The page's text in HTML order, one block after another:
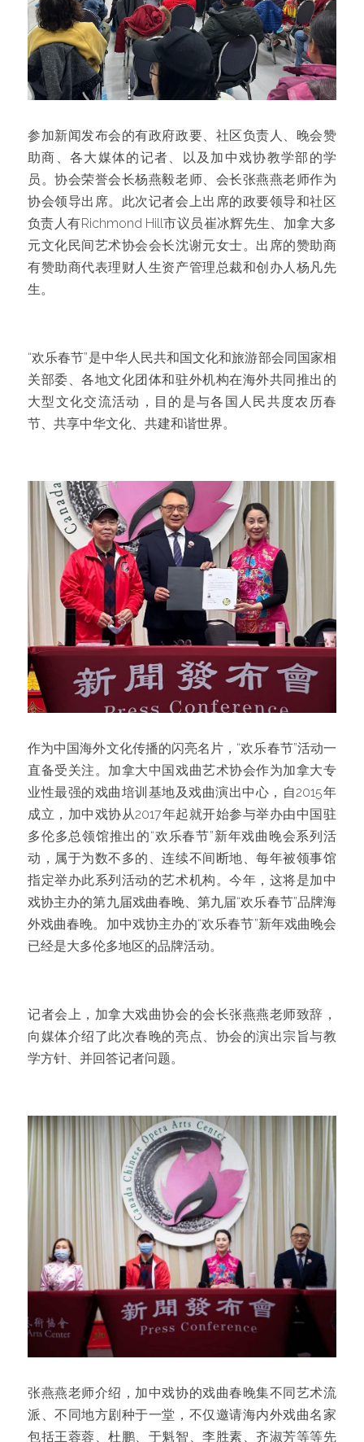
参加新闻发布会的有政府政要、社区负责人、晚会赞
助商、各大媒体的记者、以及加中戏协教学部的学
员。协会荣誉会长杨燕毅老师、会长张燕燕老师作为
协会领导出席。此次记者会上出席的政要领导和社区
负责人有Richmond Hill市议员崔冰辉先生、加拿大多
元文化民间艺术协会会长沈谢元女士。出席的赞助商
有赞助商代表理财人生资产管理总裁和创办人杨凡先
生。
“欢乐春节”是中华人民共和国文化和旅游部会同国家相
关部委、各地文化团体和驻外机构在海外共同推出的
大型文化交流活动，目的是与各国人民共度农历春
节、共享中华文化、共建和谐世界。
作为中国海外文化传播的闪亮名片，“欢乐春节”活动一
直备受关注。加拿大中国戏曲艺术协会作为加拿大专
业性最强的戏曲培训基地及戏曲演出中心，自2015年
成立，加中戏协从2017年起就开始参与举办由中国驻
多伦多总领馆推出的“欢乐春节”新年戏曲晚会系列活
动，属于为数不多的、连续不间断地、每年被领事馆
指定举办此系列活动的艺术机构。今年，这将是加中
戏协主办的第九届戏曲春晚、第九届“欢乐春节”品牌海
外戏曲春晚。加中戏协主办的“欢乐春节”新年戏曲晚会
已经是大多伦多地区的品牌活动。
记者会上，加拿大戏曲协会的会长张燕燕老师致辞，
向媒体介绍了此次春晚的亮点、协会的演出宗旨与教
学方针、并回答记者问题。
张燕燕老师介绍，加中戏协的戏曲春晚集不同艺术流
派、不同地方剧种于一堂，不仅邀请海内外戏曲名家
包括王蓉蓉、杜鹏、于魁智、李胜素、齐淑芳等等先